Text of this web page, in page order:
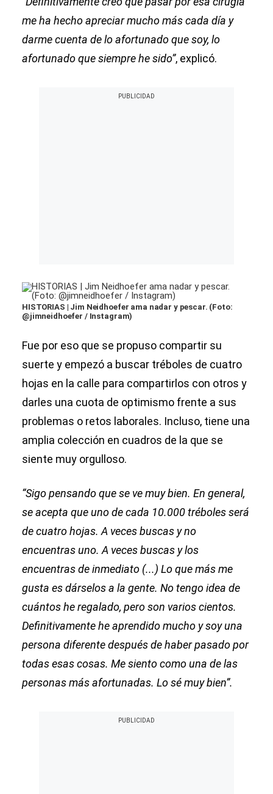
me ha hecho apreciar mucho más cada día y
darme cuenta de lo afortunado que soy, lo
afortunado que siempre he sido”, explicó.
HISTORIAS | Jim Neidhoefer ama nadar y pescar. (Foto:
@jimneidhoefer / Instagram)
Fue por eso que se propuso compartir su
suerte y empezó a buscar tréboles de cuatro
hojas en la calle para compartirlos con otros y
darles una cuota de optimismo frente a sus
problemas o retos laborales. Incluso, tiene una
amplia colección en cuadros de la que se
siente muy orgulloso.
“Sigo pensando que se ve muy bien. En general,
se acepta que uno de cada 10.000 tréboles será
de cuatro hojas. A veces buscas y no
encuentras uno. A veces buscas y los
encuentras de inmediato (...) Lo que más me
gusta es dárselos a la gente. No tengo idea de
cuántos he regalado, pero son varios cientos.
Definitivamente he aprendido mucho y soy una
persona diferente después de haber pasado por
todas esas cosas. Me siento como una de las
personas más afortunadas. Lo sé muy bien”.